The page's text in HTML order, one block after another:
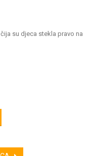
su djeca stekla pravo na